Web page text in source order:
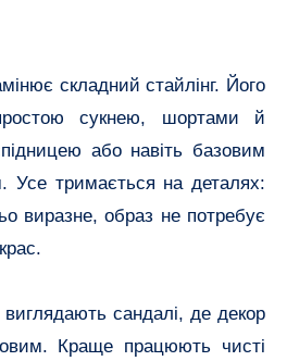
складний стайлінг. Його
сукнею, шортами й
або навіть базовим
Усе тримається на деталях:
виразне, образ не потребує
сандалі, де декор
Краще працюють чисті